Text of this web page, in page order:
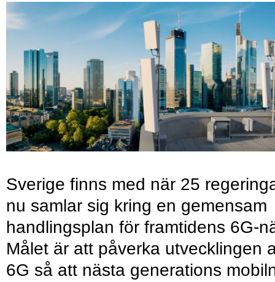
Sverige finns med när 25
nu samlar sig kring en gemensam
handlingsplan för framtidens 6G-
Målet är att påverka utvecklingen
6G så att nästa generations